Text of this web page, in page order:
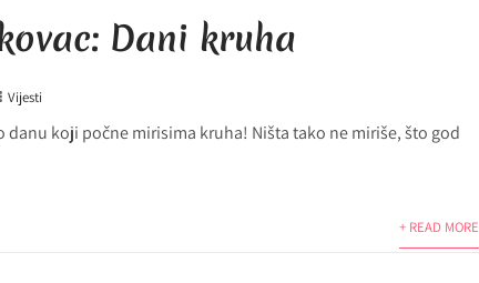
Dani kruha
Vijesti
danu koji počne mirisima kruha! Ništa tako ne miriše, što god
+ READ MORE